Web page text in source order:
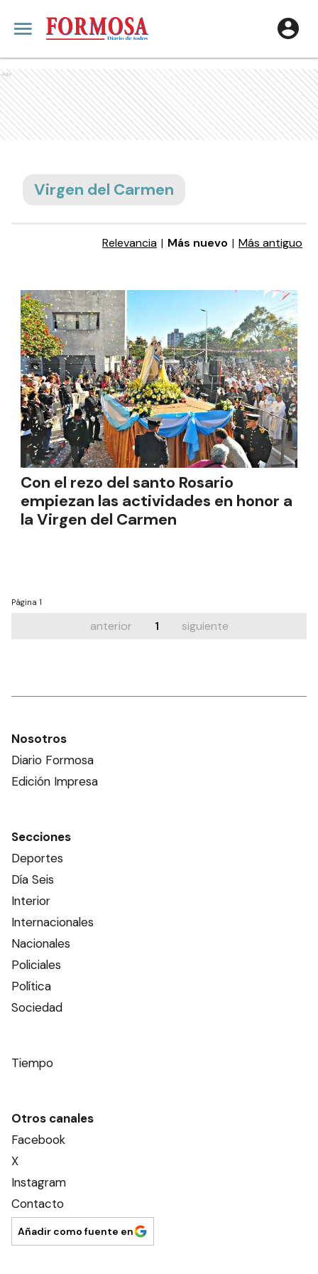
Ads
Virgen del Carmen
Relevancia | Más nuevo | Más antiguo
Con el rezo del santo Rosario
empiezan las actividades en honor a
la Virgen del Carmen
Página 1
anterior 1 siguiente
Nosotros
Diario Formosa
Edición Impresa
Secciones
Deportes
Día Seis
Interior
Internacionales
Nacionales
Policiales
Política
Sociedad
Tiempo
Otros canales
Facebook
X
Instagram
Contacto
Añadir como fuente en